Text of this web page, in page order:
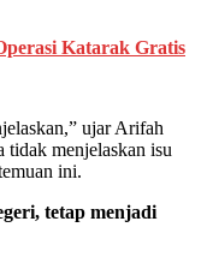
Katarak Gratis
ujar Arifah
tidak menjelaskan isu
ini.
tetap menjadi